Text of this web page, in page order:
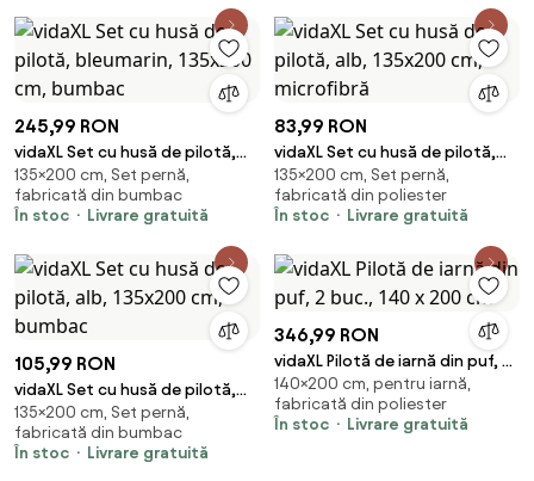
245,99 RON
vidaXL Set cu husă de pilotă,
bleumarin, 135x200 cm,
bumbac
135×200 cm, Set pernă,
fabricată din bumbac
În stoc
Livrare gratuită
83,99 RON
vidaXL Set cu husă de pilotă,
alb, 135x200 cm, microfibră
135×200 cm, Set pernă,
fabricată din poliester
În stoc
Livrare gratuită
105,99 RON
vidaXL Set cu husă de pilotă,
alb, 135x200 cm, bumbac
135×200 cm, Set pernă,
fabricată din bumbac
În stoc
Livrare gratuită
346,99 RON
vidaXL Pilotă de iarnă din puf, 2
buc., 140 x 200 cm
140×200 cm, pentru iarnă,
fabricată din poliester
În stoc
Livrare gratuită